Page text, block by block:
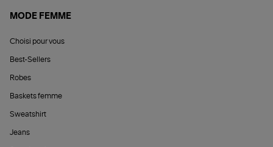
MODE FEMME
Choisi pour vous
Best-Sellers
Robes
Baskets femme
Sweatshirt
Jeans